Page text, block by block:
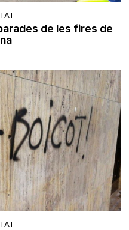
de les fires de